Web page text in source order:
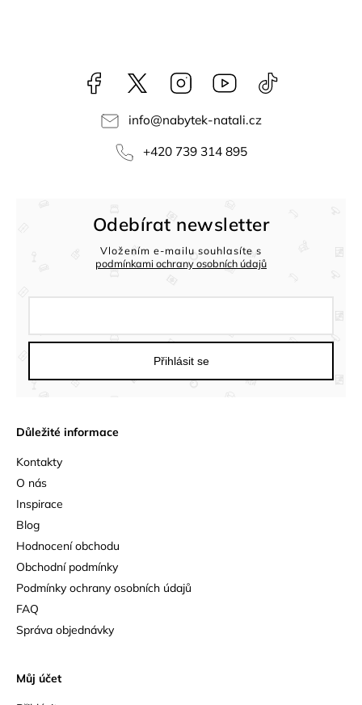
Facebook NataliNabytek
Instagram YouTube
info@nabytek-natali.cz
+420 739 314 895
Důležité informace
Kontakty
O nás
Inspirace
Blog
Hodnocení obchodu
Obchodní podmínky
Podmínky ochrany osobních údajů
FAQ
Správa objednávky
Můj účet
Odebírat newsletter
Vložením e-mailu souhlasíte s
podmínkami ochrany osobních údajů
Přihlásit se